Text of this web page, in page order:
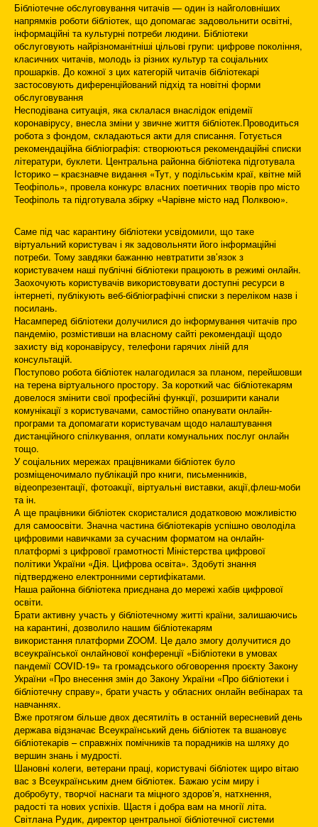
Бібліотечне обслуговування читачів — один із найголовніших
напрямків роботи бібліотек, що допомагає задовольнити освітні,
інформаційні та культурні потреби людини. Бібліотеки
обслуговують найрізноманітніші цільові групи: цифрове покоління,
класичних читачів, молодь із різних культур та соціальних
прошарків. До кожної з цих категорій читачів бібліотекарі
застосовують диференційований підхід та новітні форми
обслуговування
Несподівана ситуація, яка склалася внаслідок епідемії
коронавірусу, внесла зміни у звичне життя бібліотек.Проводиться
робота з фондом, складаються акти для списання. Готується
рекомендаційна бібліографія: створюються рекомендаційні списки
літератури, буклети. Центральна районна бібліотека підготувала
Історико – краєзнавче видання «Тут, у подільськім краї, квітне мій
Теофіполь», провела конкурс власних поетичних творів про місто
Теофіполь та підготувала збірку «Чарівне місто над Полквою».
Саме під час карантину бібліотеки усвідомили, що таке
віртуальний користувач і як задовольняти його інформаційні
потреби. Тому завдяки бажанню невтратити зв’язок з
користувачем наші публічні бібліотеки працюють в режимі онлайн.
Заохочують користувачів використовувати доступні ресурси в
інтернеті, публікують веб-бібліографічні списки з переліком назв і
посилань.
Насамперед бібліотеки долучилися до інформування читачів про
пандемію, розмістивши на власному сайті рекомендації щодо
захисту від коронавірусу, телефони гарячих ліній для
консультацій.
Поступово робота бібліотек налагодилася за планом, перейшовши
на терена віртуального простору. За короткий час бібліотекарям
довелося змінити свої професійні функції, розширити канали
комунікації з користувачами, самостійно опанувати онлайн-
програми та допомагати користувачам щодо налаштування
дистанційного спілкування, оплати комунальних послуг онлайн
тощо.
У соціальних мережах працівниками бібліотек було
розміщеночимало публікацій про книги, письменників,
відеопрезентації, фотоакції, віртуальні виставки, акції,флеш-моби
та ін.
А ще працівники бібліотек скористалися додатковою можливістю
для самоосвіти. Значна частина бібліотекарів успішно оволоділа
цифровими навичками за сучасним форматом на онлайн-
платформі з цифрової грамотності Міністерства цифрової
політики України «Дія. Цифрова освіта». Здобуті знання
підтверджено електронними сертифікатами.
Наша районна бібліотека приєднана до мережі хабів цифрової
освіти.
Брати активну участь у бібліотечному житті країни, залишаючись
на карантині, дозволило нашим бібліотекарям
використання платформи ZOOM. Це дало змогу долучитися до
всеукраїнської онлайнової конференції «Бібліотеки в умовах
пандемії COVID-19» та громадського обговорення проєкту Закону
України «Про внесення змін до Закону України «Про бібліотеки і
бібліотечну справу», брати участь у обласних онлайн вебінарах та
навчаннях.
Вже протягом більше двох десятиліть в останній вересневий день
держава відзначає Всеукраїнський день бібліотек та вшановує
бібліотекарів – справжніх помічників та порадників на шляху до
вершин знань і мудрості.
Шановні колеги, ветерани праці, користувачі бібліотек щиро вітаю
вас з Всеукраїнським днем бібліотек. Бажаю усім миру і
добробуту, творчої наснаги та міцного здоров’я, натхнення,
радості та нових успіхів. Щастя і добра вам на многії літа.
Світлана Рудик, директор центральної бібліотечної системи